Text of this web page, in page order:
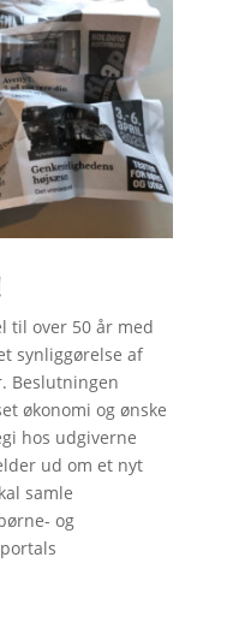
til over 50 år med
synliggørelse af
Beslutningen
økonomi og ønske
hos udgiverne
ud om et nyt
samle
og